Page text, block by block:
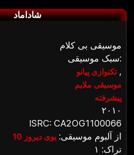
شاداماد
موسیقی بی کلام
سبک موسیقی:
تکنوازی پیانو,
موسیقی ملایم
پیشرفته
۲۰۱۰
ISRC: CA2OG1100066
از آلبوم موسیقی: بوی دیروز 10
تراک: ۱